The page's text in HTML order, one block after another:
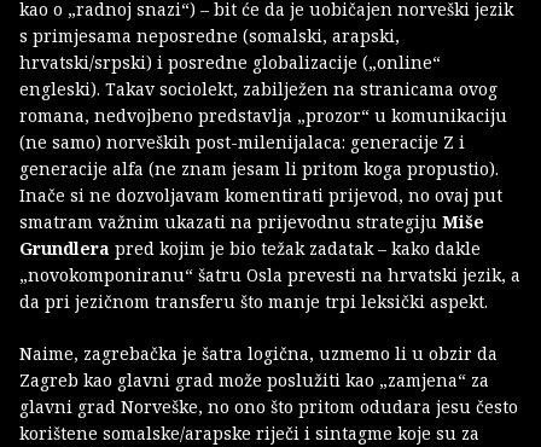
kao o „radnoj snazi“) – bit će da je uobičajen norveški jezik
s primjesama neposredne (somalski, arapski,
hrvatski/srpski) i posredne globalizacije („online“
engleski). Takav sociolekt, zabilježen na stranicama ovog
romana, nedvojbeno predstavlja „prozor“ u komunikaciju
(ne samo) norveških post-milenijalaca: generacije Z i
generacije alfa (ne znam jesam li pritom koga propustio).
Inače si ne dozvoljavam komentirati prijevod, no ovaj put
smatram važnim ukazati na prijevodnu strategiju Miše
Grundlera pred kojim je bio težak zadatak – kako dakle
„novokomponiranu“ šatru Osla prevesti na hrvatski jezik, a
da pri jezičnom transferu što manje trpi leksički aspekt.
Naime, zagrebačka je šatra logična, uzmemo li u obzir da
Zagreb kao glavni grad može poslužiti kao „zamjena“ za
glavni grad Norveške, no ono što pritom odudara jesu često
korištene somalske/arapske riječi i sintagme koje su za